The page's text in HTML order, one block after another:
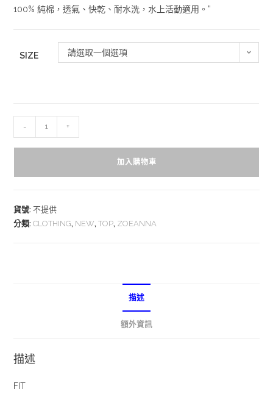
100% 純棉，透氣、快乾、耐水洗，水上活動適用。”
SIZE 請選取一個選項
- +
加入購物車
貨號:不提供
分類:CLOTHING, NEW,TOP, ZOEANNA
描述
額外資訊
描述
FIT